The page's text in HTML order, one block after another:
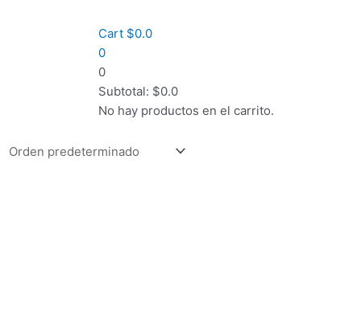
Cart $0.0
0
0
Subtotal: $0.0
No hay productos en el carrito.